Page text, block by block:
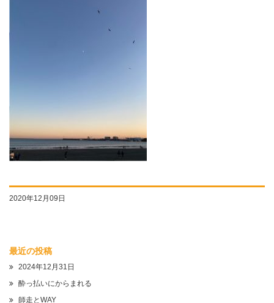
2020年12月09日
最近の投稿
2024年12月31日
酔っ払いにからまれる
師走とWAY